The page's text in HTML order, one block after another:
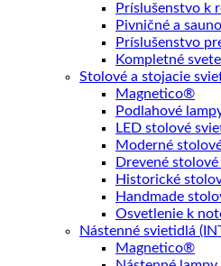
Príslušenstvo k
Pivničné a
Príslušenstvo
Kompletné
Stolové a stojacie
Magnetico®
Podlahové
LED stolové
Moderné
Drevené
Historické
Handmade
Osvetlenie k
Nástenné svietidlá
Magnetico®